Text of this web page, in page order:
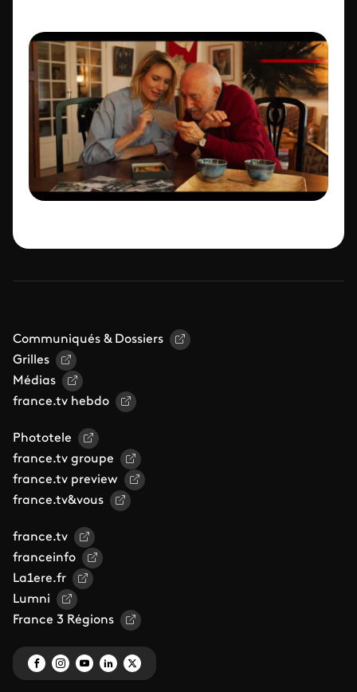
Communiqués & Dossiers
Grilles
Médias
france.tv hebdo
Phototele
france.tv groupe
france.tv preview
france.tv&vous
france.tv
franceinfo
La1ere.fr
Lumni
France 3 Régions